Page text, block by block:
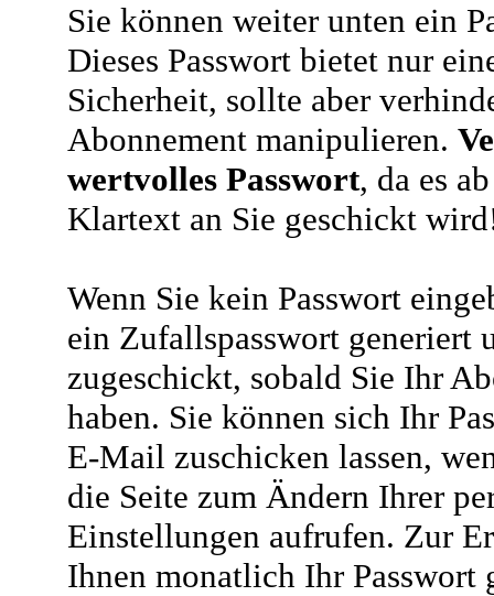
Sie können weiter unten ein
Dieses Passwort bietet nur
Sicherheit, sollte aber
Abonnement manipulieren.
wertvolles Passwort, da es
Klartext an Sie geschickt
Wenn Sie kein Passwort
ein Zufallspasswort generiert
zugeschickt, sobald Sie Ihr
haben. Sie können sich Ihr
E-Mail zuschicken lassen,
die Seite zum Ändern Ihrer
Einstellungen aufrufen. Zur
Ihnen monatlich Ihr Passwort